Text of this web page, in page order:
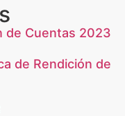
de Cuentas 2023
de Rendición de